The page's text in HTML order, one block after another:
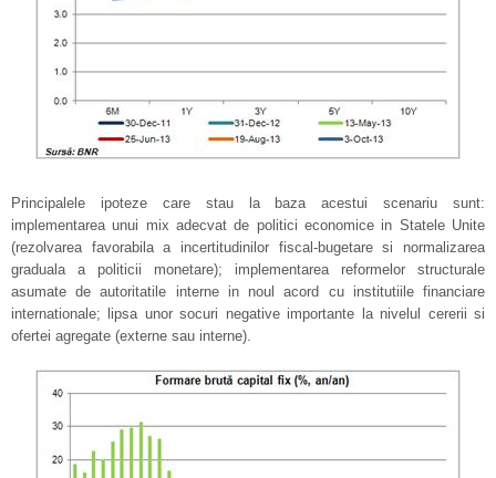
Principalele ipoteze care stau la baza acestui scenariu sunt:
implementarea unui mix adecvat de politici economice in Statele Unite
(rezolvarea favorabila a incertitudinilor fiscal-bugetare si normalizarea
graduala a politicii monetare); implementarea reformelor structurale
asumate de autoritatile interne in noul acord cu institutiile financiare
internationale; lipsa unor socuri negative importante la nivelul cererii si
ofertei agregate (externe sau interne).